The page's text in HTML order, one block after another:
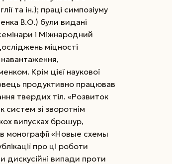
та ін.); праці симпозіуму
В.О.) були видані
і Міжнародний
міцності
навантаження,
Крім цієї наукової
продуктивно працював
твердих тіл. «Розвиток
зі зворотнім
випусках брошур,
монографії «Новые схемы
про ці роботи
дискусійні випади проти